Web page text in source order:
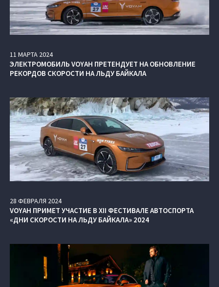
11 МАРТА 2024
ЭЛЕКТРОМОБИЛЬ VOYAH ПРЕТЕНДУЕТ НА ОБНОВЛЕНИЕ
РЕКОРДОВ СКОРОСТИ НА ЛЬДУ БАЙКАЛА
28 ФЕВРАЛЯ 2024
VOYAH ПРИМЕТ УЧАСТИЕ В XII ФЕСТИВАЛЕ АВТОСПОРТА
«ДНИ СКОРОСТИ НА ЛЬДУ БАЙКАЛА» 2024